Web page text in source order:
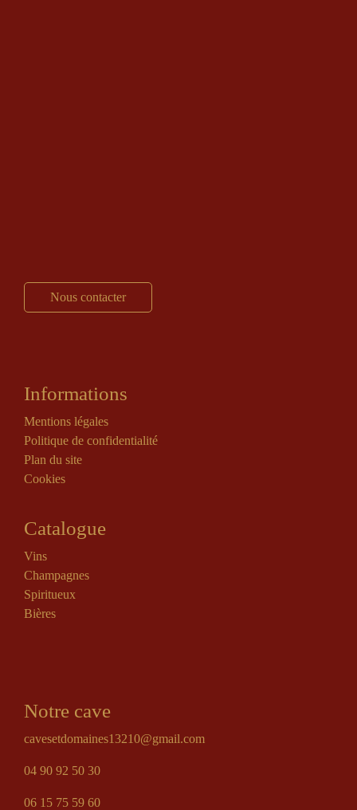
Nous contacter
Informations
Mentions légales
Politique de confidentialité
Plan du site
Cookies
Catalogue
Vins
Champagnes
Spiritueux
Bières
Notre cave
cavesetdomaines13210@gmail.com
04 90 92 50 30
06 15 75 59 60